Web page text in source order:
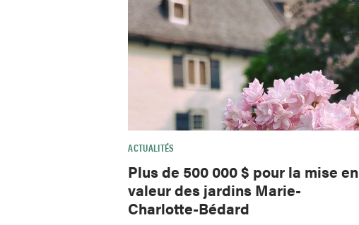
ACTUALITÉS
Plus de 500 000 $ pour la mise en
valeur des jardins Marie-
Charlotte-Bédard